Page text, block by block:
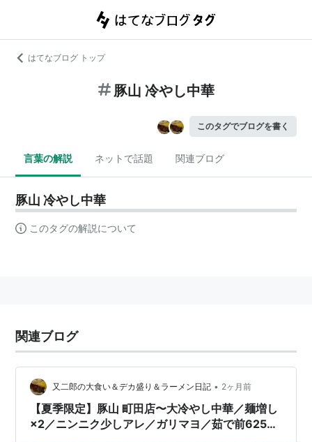
はてなブログ トップ
豚山 冷やし中華
このタグでブログを書く
言葉の解説 ネットで話題 関連ブログ
豚山 冷やし中華
このタグの解説について
関連ブログ
又二郎の大食い＆デカ盛り＆ラーメン日記 • 2ヶ月前
【夏季限定】豚山 町田店〜大冷やし中華／麺増し
×2／ニンニク少しアレ／ガリマヨ／茹で前625g